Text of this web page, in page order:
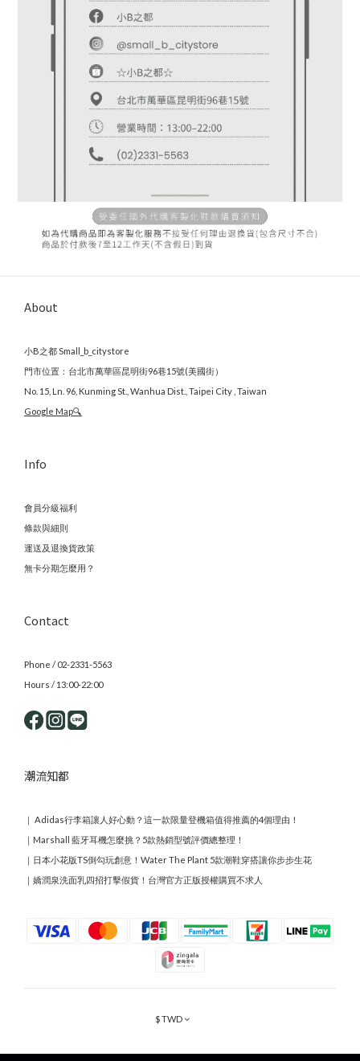
About
小B之都 Small_b_citystore
門市位置：台北市萬華區昆明街96巷15號(美國街）
No. 15, Ln. 96, Kunming St., Wanhua Dist., Taipei City , Taiwan
Google Map🔍
Info
會員分級福利
條款與細則
運送及退換貨政策
無卡分期怎麼用？
Contact
Phone / 02-2331-5563
Hours / 13:00-22:00
潮流知都
｜ Adidas行李箱讓人好心動？這一款限量登機箱值得推薦的4個理由！
｜ Marshall 藍牙耳機怎麼挑？5款熱銷型號評價總整理！
｜ 日本小花版TS倒勾玩創意！Water The Plant 5款潮鞋穿搭讓你步步生花
｜ 嬌潤泉洗面乳四招打擊假貨！台灣官方正版授權購買不求人
$TWD